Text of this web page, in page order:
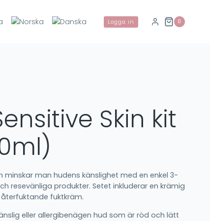
Logga in 0
Skin kit
minskar man hudens känslighet med en enkel 3-
resevänliga produkter. Setet inkluderar en krämig
fuktkräm.
eller allergibenägen hud som är röd och lätt